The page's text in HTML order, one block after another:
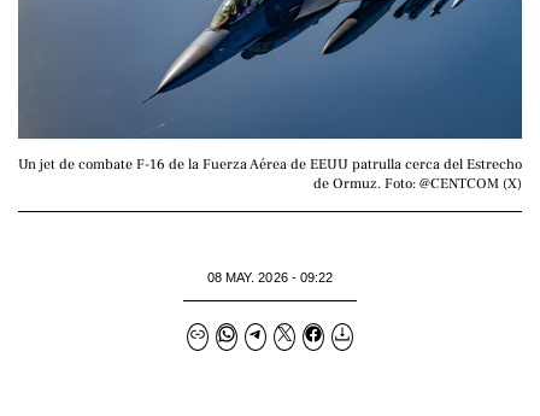
Un jet de combate F-16 de la Fuerza Aérea de EEUU patrulla cerca del Estrecho
de Ormuz. Foto: @CENTCOM (X)
08 MAY. 2026 - 09:22